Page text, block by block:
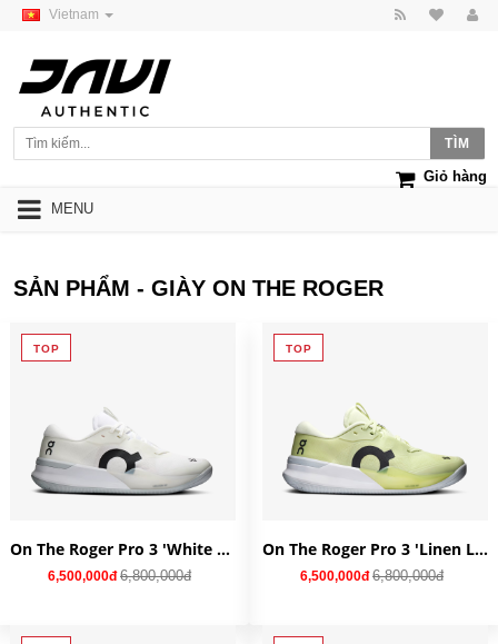
Vietnam
Giỏ hàng
MENU
SẢN PHẨM - GIÀY ON THE ROGER
TOP
On The Roger Pro 3 'White Pink' (w) 3WG10312626
6,500,000đ 6,800,000đ
TOP
On The Roger Pro 3 'Linen Lime' (w) 3WG10314744
6,500,000đ 6,800,000đ